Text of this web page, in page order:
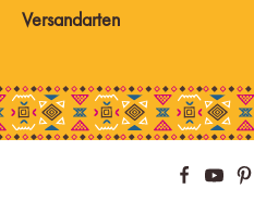
Versandarten